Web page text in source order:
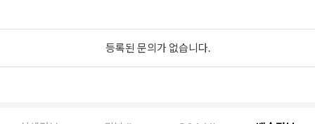
등록된 문의가 없습니다.